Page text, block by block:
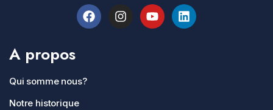
A propos
Qui somme nous?
Notre historique